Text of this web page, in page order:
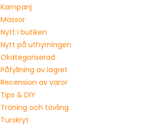
Kampanj
Mässor
Nytt i butiken
Nytt på uthyrningen
Okategoriserad
Påfyllning av lagret
Recension av varor
Tips & DIY
Träning och tävling
Turskryt